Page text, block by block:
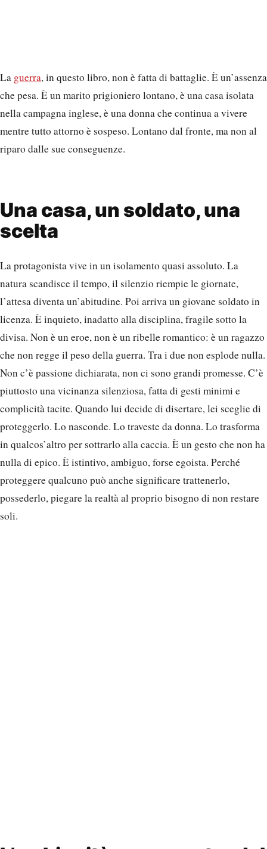
La guerra, in questo libro, non è fatta di battaglie. È un’assenza
che pesa. È un marito prigioniero lontano, è una casa isolata
nella campagna inglese, è una donna che continua a vivere
mentre tutto attorno è sospeso. Lontano dal fronte, ma non al
riparo dalle sue conseguenze.
Una casa, un soldato, una
scelta
La protagonista vive in un isolamento quasi assoluto. La
natura scandisce il tempo, il silenzio riempie le giornate,
l’attesa diventa un’abitudine. Poi arriva un giovane soldato in
licenza. È inquieto, inadatto alla disciplina, fragile sotto la
divisa. Non è un eroe, non è un ribelle romantico: è un ragazzo
che non regge il peso della guerra. Tra i due non esplode nulla.
Non c’è passione dichiarata, non ci sono grandi promesse. C’è
piuttosto una vicinanza silenziosa, fatta di gesti minimi e
complicità tacite. Quando lui decide di disertare, lei sceglie di
proteggerlo. Lo nasconde. Lo traveste da donna. Lo trasforma
in qualcos’altro per sottrarlo alla caccia. È un gesto che non ha
nulla di epico. È istintivo, ambiguo, forse egoista. Perché
proteggere qualcuno può anche significare trattenerlo,
possederlo, piegare la realtà al proprio bisogno di non restare
soli.